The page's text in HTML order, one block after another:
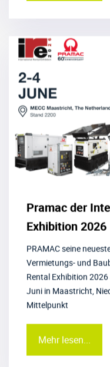
Pramac der
Exhibition 2026
PRAMAC seine
Vermietungs- und
Rental Exhibition
Juni in Maastricht,
Mittelpunkt
Mehr lesen...